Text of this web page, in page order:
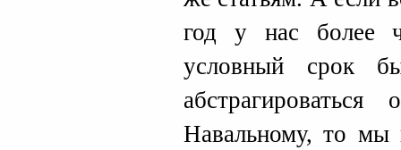
год у нас более
условный срок
Навальному, то